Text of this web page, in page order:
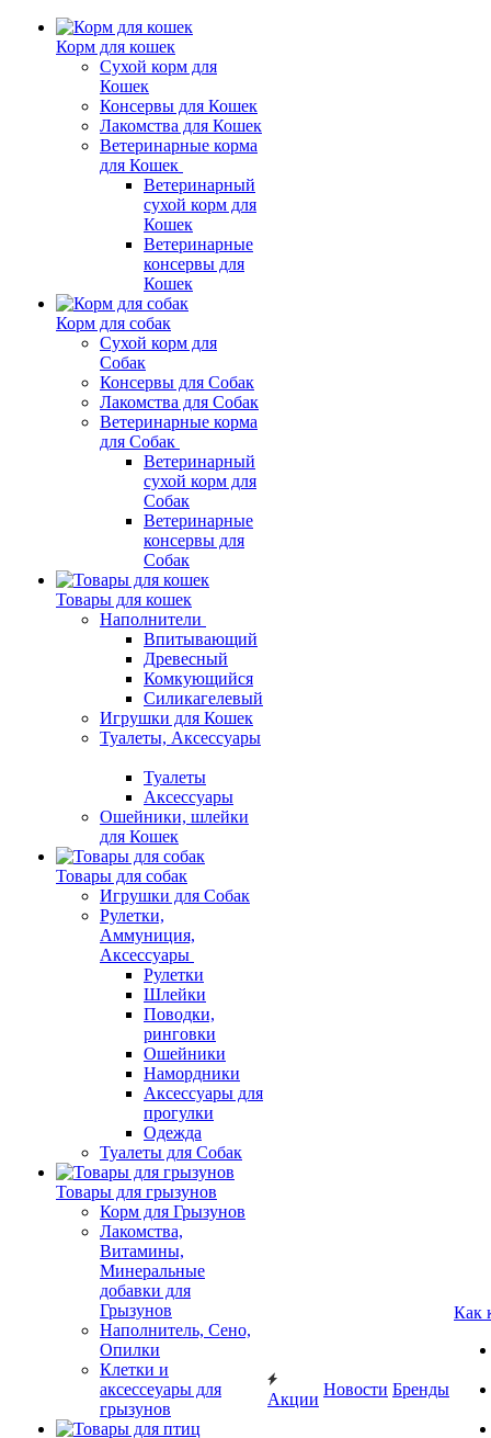
Корм для кошек
Сухой корм для
Кошек
Консервы для Кошек
Лакомства для Кошек
Ветеринарные корма
для Кошек
Ветеринарный
сухой корм для
Кошек
Ветеринарные
консервы для
Кошек
Корм для собак
Сухой корм для
Собак
Консервы для Собак
Лакомства для Собак
Ветеринарные корма
для Собак
Ветеринарный
сухой корм для
Собак
Ветеринарные
консервы для
Собак
Товары для кошек
Наполнители
Впитывающий
Древесный
Комкующийся
Силикагелевый
Игрушки для Кошек
Туалеты, Аксессуары
Туалеты
Аксессуары
Ошейники, шлейки
для Кошек
Товары для собак
Игрушки для Собак
Рулетки,
Аммуниция,
Аксессуары
Рулетки
Шлейки
Поводки,
ринговки
Ошейники
Намордники
Аксессуары для
прогулки
Одежда
Туалеты для Собак
Товары для грызунов
Корм для Грызунов
Лакомства,
Витамины,
Минеральные
добавки для
Грызунов
Наполнитель, Сено,
Опилки
Клетки и
аксессеуары для
грызунов
Акции
Новости Бренды
Как